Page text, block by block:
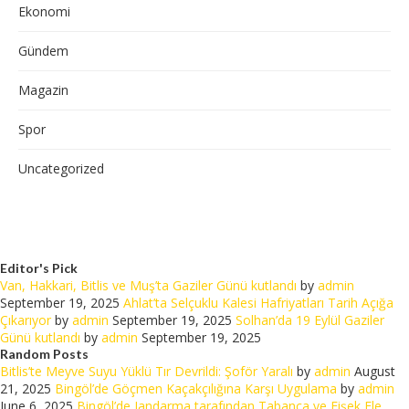
Ekonomi
Gündem
Magazin
Spor
Uncategorized
Editor's Pick
Van, Hakkari, Bitlis ve Muş’ta Gaziler Günü kutlandı by admin
September 19, 2025 Ahlat’ta Selçuklu Kalesi Hafriyatları Tarih Açığa
Çıkarıyorby admin September 19, 2025 Solhan’da 19 Eylül Gaziler
Günü kutlandı by admin September 19, 2025
Random Posts
Bitlis’te Meyve Suyu Yüklü Tır Devrildi: Şoför Yaralı by admin August
21, 2025 Bingöl’de Göçmen Kaçakçılığına Karşı Uygulama by admin